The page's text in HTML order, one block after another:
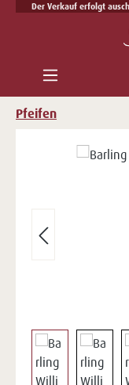
Zum Hauptinhalt
Der Verkauf erfolgt
Pfeifen
Bildergalerie